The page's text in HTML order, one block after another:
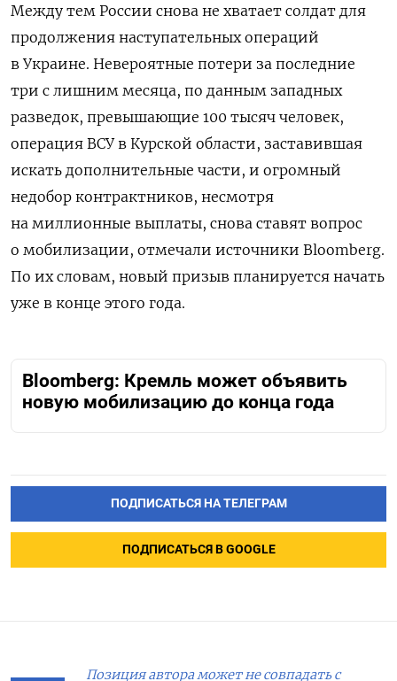
Между тем России снова не хватает солдат для
продолжения наступательных операций
в Украине. Невероятные потери за последние
три с лишним месяца, по данным западных
разведок, превышающие 100 тысяч человек,
операция ВСУ в Курской области, заставившая
искать дополнительные части, и огромный
недобор контрактников, несмотря
на миллионные выплаты, снова ставят вопрос
о мобилизации, отмечали источники Bloomberg.
По их словам, новый призыв планируется начать
уже в конце этого года.
Bloomberg: Кремль может объявить
новую мобилизацию до конца года
ПОДПИСАТЬСЯ НА ТЕЛЕГРАМ
ПОДПИСАТЬСЯ В GOOGLE
Позиция автора может не совпадать с